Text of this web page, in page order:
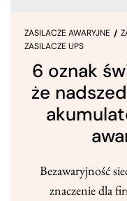
ZASILACZE AWARYJNE
ZASILACZE UPS
6 oznak
że
Bezawaryjność
znaczenie dla